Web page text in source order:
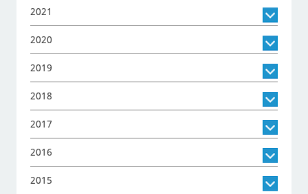
2021
2020
2019
2018
2017
2016
2015